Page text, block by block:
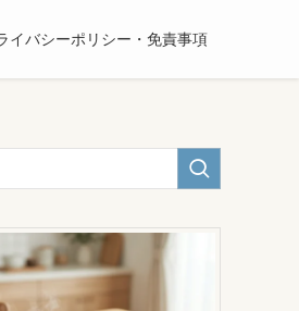
イバシーポリシー・免責事項